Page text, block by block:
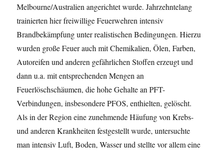
Melbourne/Australien angerichtet wurde. Jahrzehntelang
trainierten hier freiwillige Feuerwehren intensiv
Brandbekämpfung unter realistischen Bedingungen. Hierzu
wurden große Feuer auch mit Chemikalien, Ölen, Farben,
Autoreifen und anderen gefährlichen Stoffen erzeugt und
dann u.a. mit entsprechenden Mengen an
Feuerlöschschäumen, die hohe Gehalte an PFT-
Verbindungen, insbesondere PFOS, enthielten, gelöscht.
Als in der Region eine zunehmende Häufung von Krebs-
und anderen Krankheiten festgestellt wurde, untersuchte
man intensiv Luft, Boden, Wasser und stellte vor allem eine